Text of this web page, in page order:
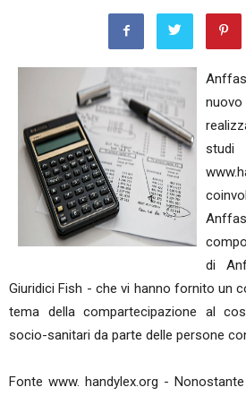
di
Giuridici Fish - che vi hanno fornito un
tema della compartecipazione al
socio-sanitari da parte delle persone
Fonte www. handylex.org -